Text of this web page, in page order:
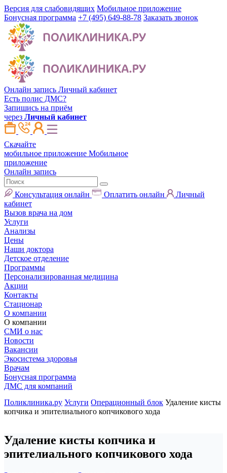
Версия для слабовидящих Мобильное приложение
Бонусная программа +7 (495) 649-88-78 Заказать звонок
Онлайн запись Личный кабинет
Есть полис ДМС?
Запишись на приём
через Личный кабинет
Скачайте
мобильное приложение Мобильное
приложение
Онлайн запись
Консультация онлайн Оплатить онлайн
Личный
кабинет
Вызов врача на дом
Услуги
Анализы
Цены
Наши доктора
Детское отделение
Программы
Персонализированная медицина
Акции
Контакты
Стационар
О компании
О компании
СМИ о нас
Новости
Вакансии
Экосистема здоровья
Врачам
Бонусная программа
ДМС для компаний
Поликлиника.ру Услуги Операционный блок Удаление кисты
копчика и эпителиального копчикового хода
Удаление кисты копчика и
эпителиального копчикового хода